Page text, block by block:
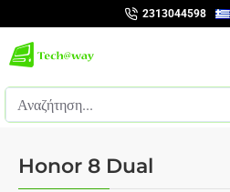
2313044598
Αναζήτηση...
Honor 8 Dual